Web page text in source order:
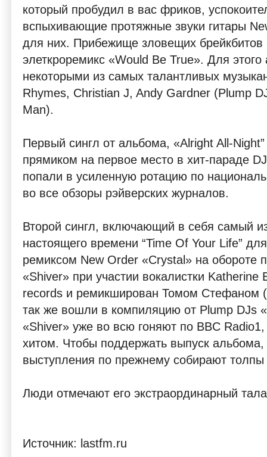
который пробудил в вас фриков,
вспыхивающие протяжные звуки гитары
для них. Прибежище зловещих брейкбитов
элеткроремикс «Would Be True». Для
некоторыми из самых талантливых
Rhymes, Christian J, Andy Gardner (Plump
Man).
Первый сингл от альбома, «Alright All-
прямиком на первое место в хит-параде
попали в усиленную ротацию по
во все обзоры рэйверских журналов.
Второй сингл, включающий в себя самый
настоящего времени “Time Of Your Life”
ремиксом New Order «Crystal» на обороте
«Shiver» при участии вокалистки
records и ремикширован Томом Стефаном
так же вошли в компиляцию от Plump DJs
«Shiver» уже во всю гоняют по BBC
хитом. Чтобы поддержать выпуск
выступления по прежнему собирают
Люди отмечают его экстраординарный
Источник: lastfm.ru